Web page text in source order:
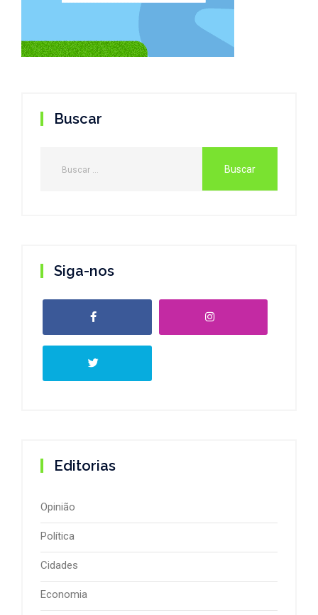
Buscar
Siga-nos
Editorias
Opinião
Política
Cidades
Economia